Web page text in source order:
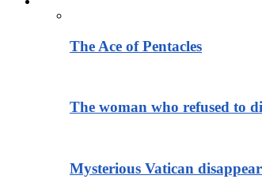
The Ace of Pentacles
The woman who refused to
Mysterious Vatican